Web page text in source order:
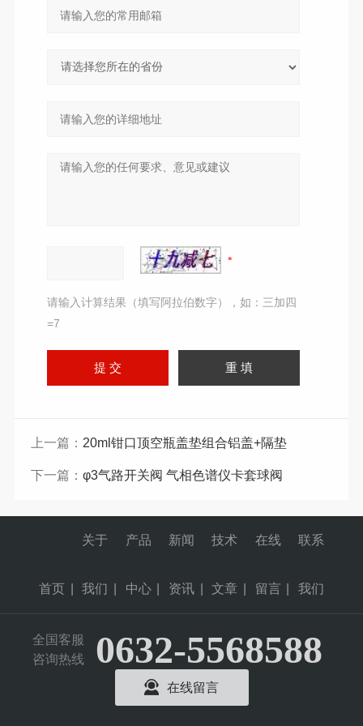
请输入计算结果（填写阿拉伯数字），如：三加四
=7
上一篇： 20ml钳口顶空瓶盖垫组合铝盖+隔垫
下一篇： φ3气路开关阀 气相色谱仪卡套球阀
首页
关于
我们
产品
中心
新闻
资讯
技术
文章
在线
留言
联系
我们
全国客服
咨询热线
0632-5568588
在线留言